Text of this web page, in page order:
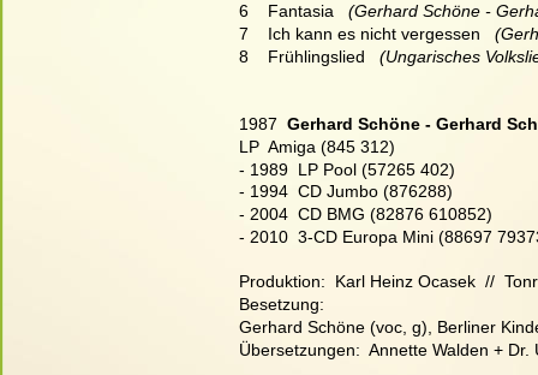
6    Fantasia
(Gerhard Schöne -
7    Ich kann es nicht vergessen
8    Frühlingslied
(Ungarisches
1987 Gerhard Schöne - Gerhard
LP  Amiga (845 312)
- 1989  LP Pool (57265 402)
- 1994  CD Jumbo (876288)
- 2004  CD BMG (82876 610852)
- 2010  3-CD Europa Mini (88697
Produktion:  Karl Heinz Ocasek  //
Besetzung:
Gerhard Schöne (voc, g), Berliner
Übersetzungen:  Annette Walden + Dr.